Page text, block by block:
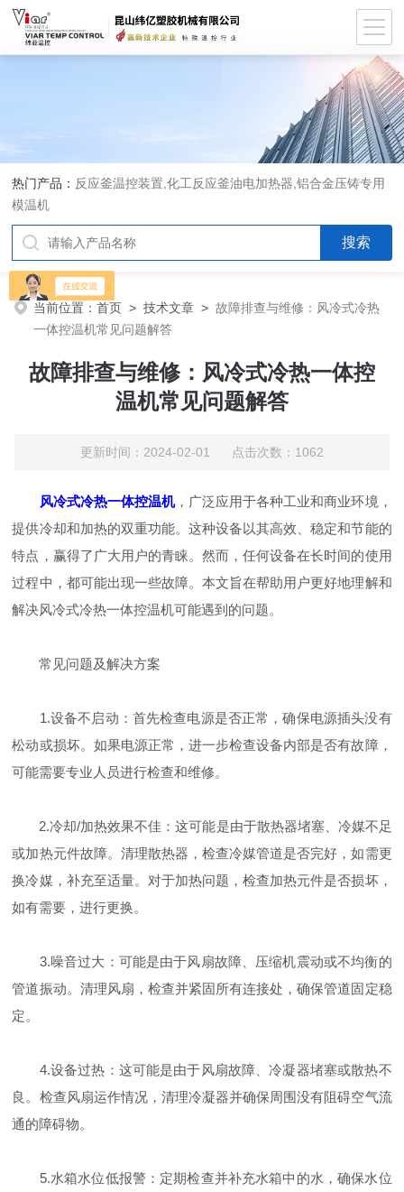
热门产品： 反应釜温控装置,化工反应釜油电加热器,铝合金压铸专用
模温机
当前位置：首页 >技术文章 >故障排查与维修：风冷式冷热
一体控温机常见问题解答
故障排查与维修：风冷式冷热一体控
温机常见问题解答
更新时间：2024-02-01 点击次数：1062
风冷式冷热一体控温机，广泛应用于各种工业和商业环境，
提供冷却和加热的双重功能。这种设备以其高效、稳定和节能的
特点，赢得了广大用户的青睐。然而，任何设备在长时间的使用
过程中，都可能出现一些故障。本文旨在帮助用户更好地理解和
解决风冷式冷热一体控温机可能遇到的问题。
常见问题及解决方案
1.设备不启动：首先检查电源是否正常，确保电源插头没有
松动或损坏。如果电源正常，进一步检查设备内部是否有故障，
可能需要专业人员进行检查和维修。
2.冷却/加热效果不佳：这可能是由于散热器堵塞、冷媒不足
或加热元件故障。清理散热器，检查冷媒管道是否完好，如需更
换冷媒，补充至适量。对于加热问题，检查加热元件是否损坏，
如有需要，进行更换。
3.噪音过大：可能是由于风扇故障、压缩机震动或不均衡的
管道振动。清理风扇，检查并紧固所有连接处，确保管道固定稳
定。
4.设备过热：这可能是由于风扇故障、冷凝器堵塞或散热不
良。检查风扇运作情况，清理冷凝器并确保周围没有阻碍空气流
通的障碍物。
5.水箱水位低报警：定期检查并补充水箱中的水，确保水位